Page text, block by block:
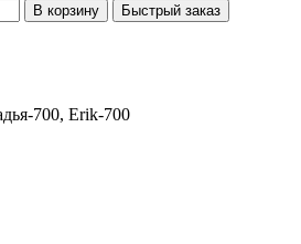
В корзину
Быстрый заказ
700, Erik-700